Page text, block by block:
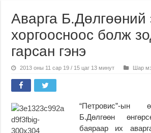
Аварга Б.Дөлгөөний
хоргоосноос болж
гарсан гэнэ
2013 оны 11 сар 19 / 15 цаг 13 минут Шар
“Петровис”-ын
Б.Дөлгөөн
баяраар их